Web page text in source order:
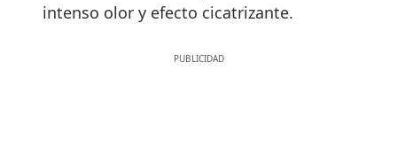
intenso olor y efecto cicatrizante.